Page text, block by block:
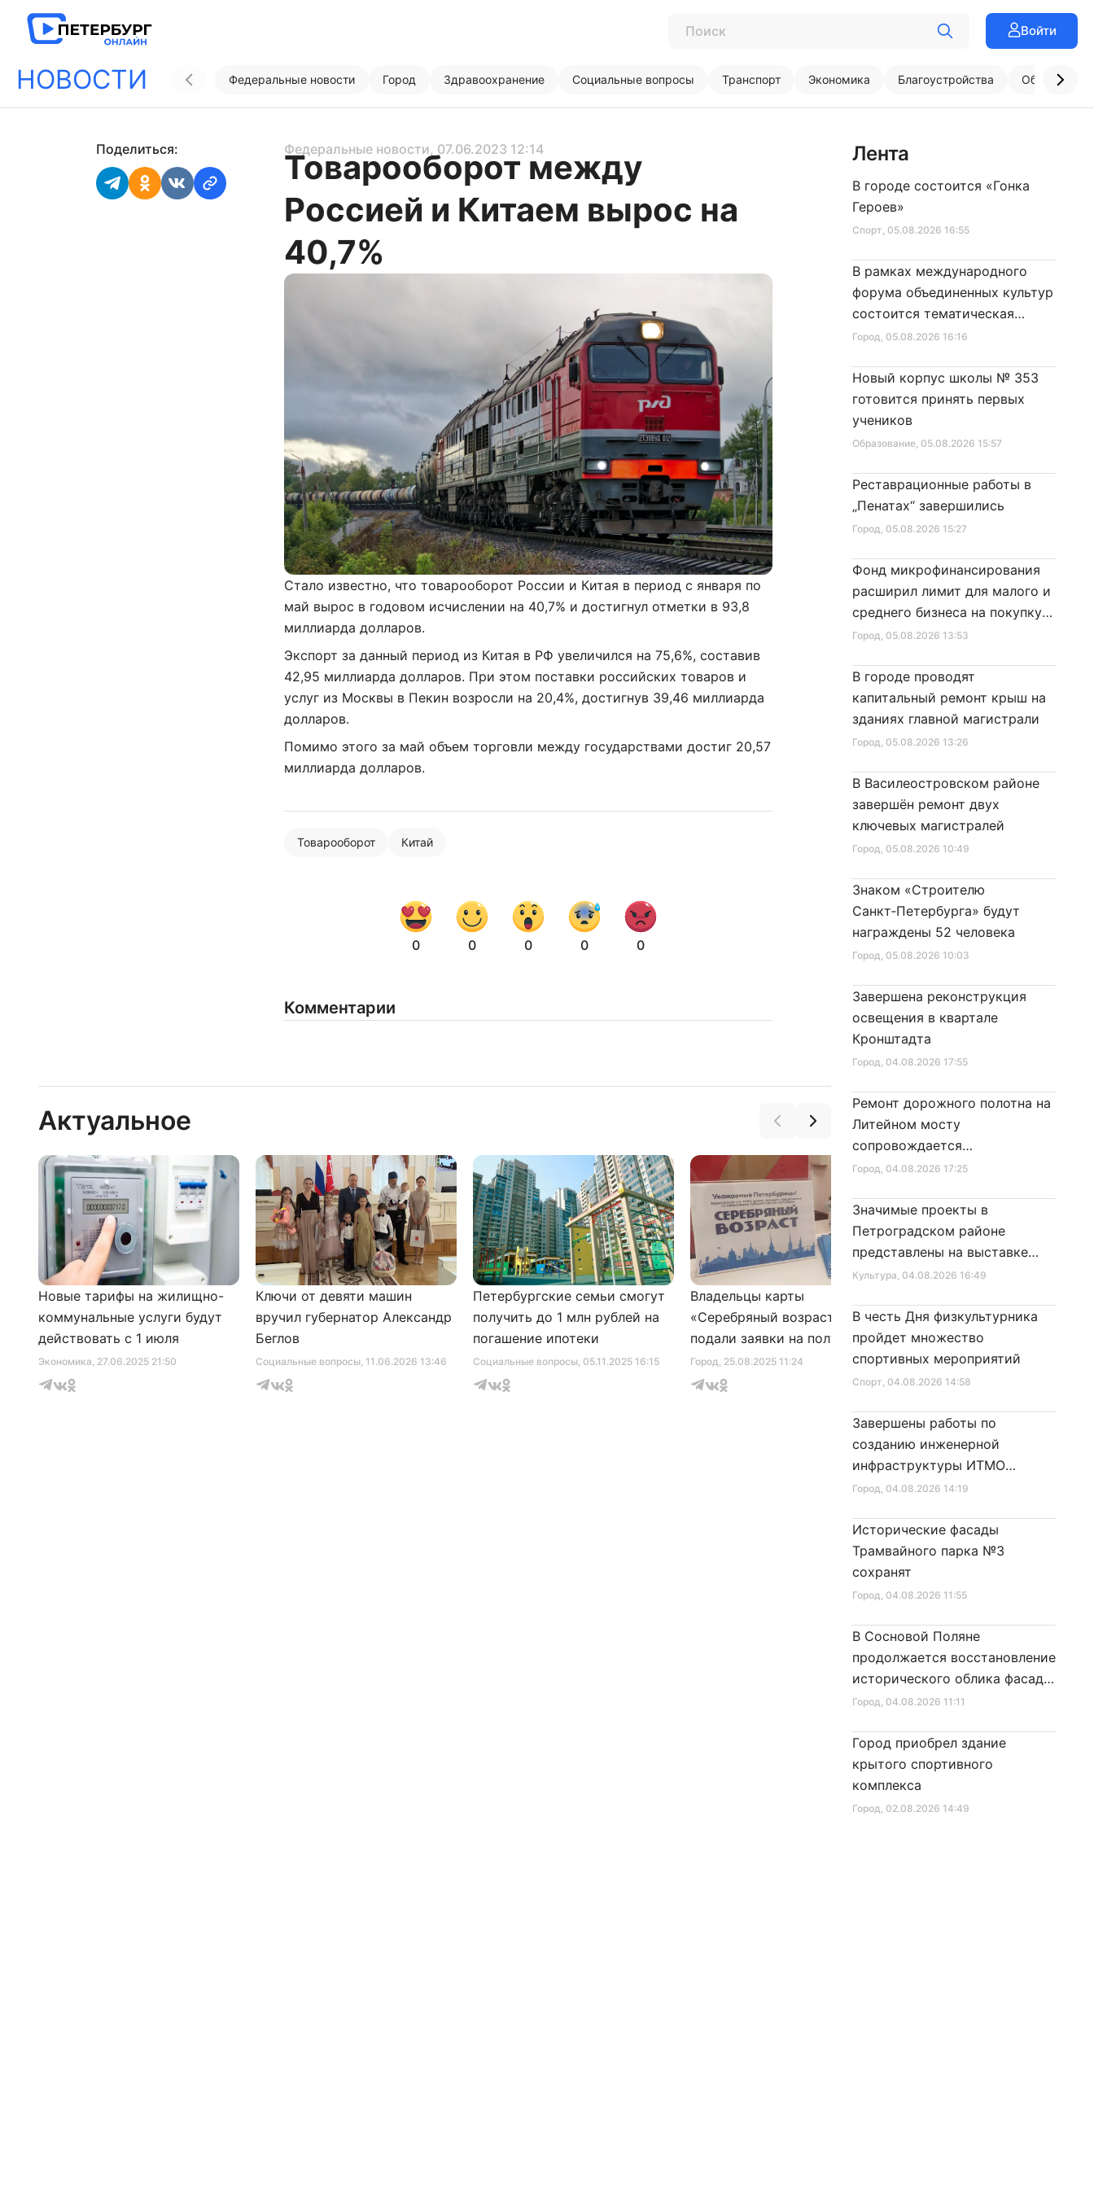
Войти
НОВОСТИ Федеральные новости Город Здравоохранение Социальные вопросы Транспорт Экономика Благоустройства
Поделиться: Федеральные новости, 07.06.2023 12:14
Товарооборот между
Россией и Китаем вырос на
40,7%
Стало известно, что товарооборот России и Китая в период с января по
май вырос в годовом исчислении на 40,7% и достигнул отметки в 93,8
миллиарда долларов.
Экспорт за данный период из Китая в РФ увеличился на 75,6%, составив
42,95 миллиарда долларов. При этом поставки российских товаров и
услуг из Москвы в Пекин возросли на 20,4%, достигнув 39,46 миллиарда
долларов.
Помимо этого за май объем торговли между государствами достиг 20,57
миллиарда долларов.
Товарооборот Китай
0 0 0 0 0
Комментарии
Актуальное
Экономика, 27.06.2025 21:50
Новые тарифы на жилищно-
коммунальные услуги будут
действовать с 1 июля
Социальные вопросы, 11.06.2026 13:46
Ключи от девяти машин
вручил губернатор Александр
Беглов
Социальные вопросы, 05.11.2025 16:15
Петербургские семьи смогут
получить до 1 млн рублей на
погашение ипотеки
Город, 25.08.2025 11:24
Владельцы карты
«Серебряный возраст»
подали заявки на получение
сертификата для посещения
музеев
Город, 10.01.2026 16:46
Закон «О внесении изменения
в Закон Санкт‑Петербурга
«Социальный кодекс
Санкт‑Петербурга»
Лента
Спорт, 05.08.2026 16:55
В городе состоится «Гонка
Героев»
Город, 05.08.2026 16:16
В рамках международного
форума объединенных культур
состоится тематическая
секция
Образование, 05.08.2026 15:57
Новый корпус школы № 353
готовится принять первых
учеников
Город, 05.08.2026 15:27
Реставрационные работы в
„Пенатах“ завершились
Город, 05.08.2026 13:53
Фонд микрофинансирования
расширил лимит для малого и
среднего бизнеса на покупку
специальной техники
Город, 05.08.2026 13:26
В городе проводят
капитальный ремонт крыш на
зданиях главной магистрали
Город, 05.08.2026 10:49
В Василеостровском районе
завершён ремонт двух
ключевых магистралей
Город, 05.08.2026 10:03
Знаком «Строителю
Санкт‑Петербурга» будут
награждены 52 человека
Город, 04.08.2026 17:55
Завершена реконструкция
освещения в квартале
Кронштадта
Город, 04.08.2026 17:25
Ремонт дорожного полотна на
Литейном мосту
сопровождается
реставрационными работами
Культура, 04.08.2026 16:49
Значимые проекты в
Петроградском районе
представлены на выставке
достижений
Спорт, 04.08.2026 14:58
В честь Дня физкультурника
пройдет множество
спортивных мероприятий
Город, 04.08.2026 14:19
Завершены работы по
созданию инженерной
инфраструктуры ИТМО
Хайпарк
Город, 04.08.2026 11:55
Исторические фасады
Трамвайного парка №3
сохранят
Город, 04.08.2026 11:11
В Сосновой Поляне
продолжается восстановление
исторического облика фасада
дома № 21
Город, 02.08.2026 14:49
Город приобрел здание
крытого спортивного
комплекса